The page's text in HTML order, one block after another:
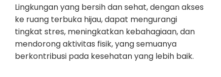
Lingkungan yang bersih dan sehat, dengan akses
ke ruang terbuka hijau, dapat mengurangi
tingkat stres, meningkatkan kebahagiaan, dan
mendorong aktivitas fisik, yang semuanya
berkontribusi pada kesehatan yang lebih baik.